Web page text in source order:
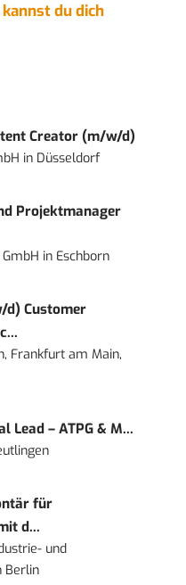
kannst du dich
Creator (m/w/d)
in Düsseldorf
Projektmanager
in Eschborn
Customer
Frankfurt am Main,
Lead – ATPG & M...
für
d...
und
Berlin